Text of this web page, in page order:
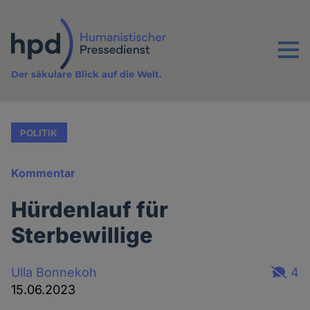
Inhalt
Menu
Der säkulare Blick auf die Welt.
POLITIK
Kommentar
Hürdenlauf für
Sterbewillige
Ulla Bonnekoh
15.06.2023
4